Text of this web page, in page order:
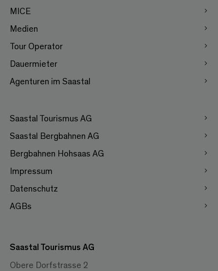
MICE
Medien
Tour Operator
Dauermieter
Agenturen im Saastal
Saastal Tourismus AG
Saastal Bergbahnen AG
Bergbahnen Hohsaas AG
Impressum
Datenschutz
AGBs
Saastal Tourismus AG
Obere Dorfstrasse 2